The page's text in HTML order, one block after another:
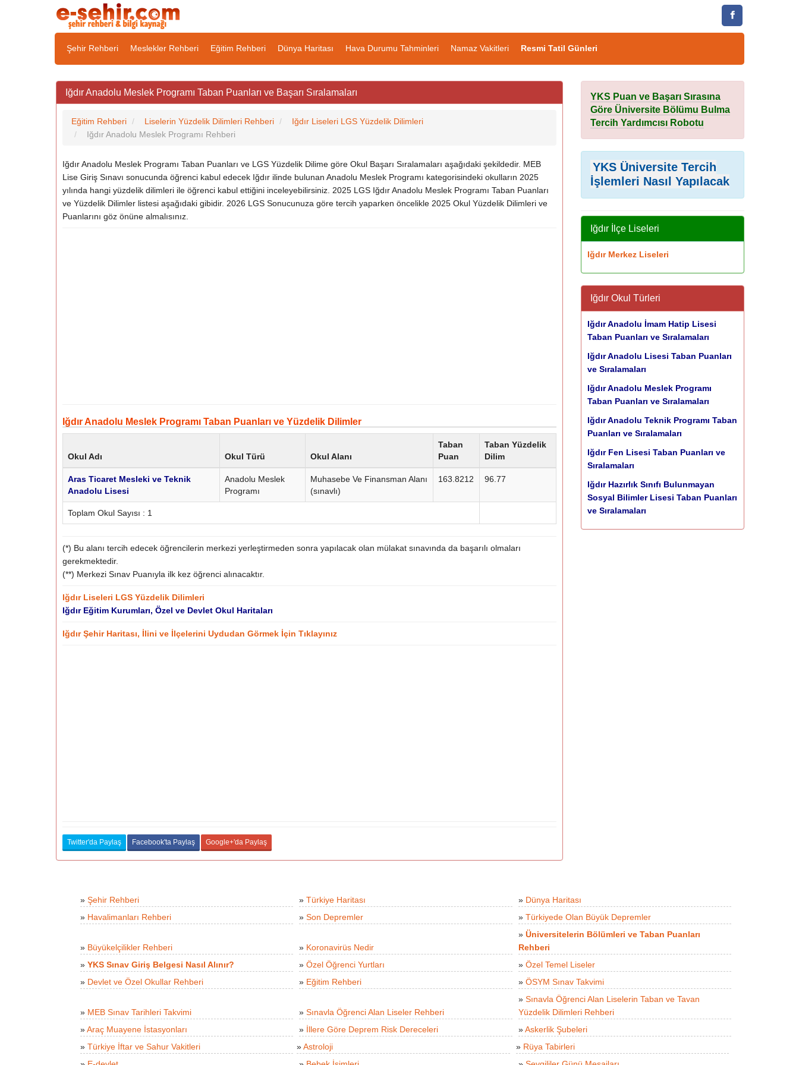
Şehir Rehberi Meslekler Rehberi Eğitim Rehberi Dünya Haritası Hava Durumu Tahminleri Namaz Vakitleri Resmi Tatil Günleri
Iğdır Anadolu Meslek Programı Taban Puanları ve Başarı Sıralamaları
Eğitim Rehberi Liselerin Yüzdelik Dilimleri Rehberi
Iğdır Liseleri LGS Yüzdelik Dilimleri
Iğdır Anadolu Meslek Programı Rehberi
Iğdır Anadolu Meslek Programı Taban Puanları ve LGS Yüzdelik Dilime göre Okul Başarı Sıralamaları aşağıdaki şekildedir. MEB
Lise Giriş Sınavı sonucunda öğrenci kabul edecek Iğdır ilinde bulunan Anadolu Meslek Programı kategorisindeki okulların 2025
yılında hangi yüzdelik dilimleri ile öğrenci kabul ettiğini inceleyebilirsiniz. 2025 LGS Iğdır Anadolu Meslek Programı Taban Puanları
ve Yüzdelik Dilimler listesi aşağıdaki gibidir. 2026 LGS Sonucunuza göre tercih yaparken öncelikle 2025 Okul Yüzdelik Dilimleri ve
Puanlarını göz önüne almalısınız.
Iğdır Anadolu Meslek Programı Taban Puanları ve Yüzdelik Dilimler
Okul Adı Okul Türü Okul Alanı
Taban
Puan
Taban Yüzdelik
Dilim
Aras Ticaret Mesleki ve Teknik
Anadolu Lisesi
Anadolu Meslek
Programı
Muhasebe Ve Finansman Alanı
(sınavlı)
163.8212 96.77
Toplam Okul Sayısı : 1
(*) Bu alanı tercih edecek öğrencilerin merkezi yerleştirmeden sonra yapılacak olan mülakat sınavında da başarılı olmaları
gerekmektedir.
(**) Merkezi Sınav Puanıyla ilk kez öğrenci alınacaktır.
Iğdır Liseleri LGS Yüzdelik Dilimleri
Iğdır Eğitim Kurumları, Özel ve Devlet Okul Haritaları
Iğdır Şehir Haritası, İlini ve İlçelerini Uydudan Görmek İçin Tıklayınız
Twitter'da Paylaş Facebook'ta Paylaş Google+'da Paylaş
YKS Puan ve Başarı Sırasına
Göre Üniversite Bölümu Bulma
Tercih Yardımcısı Robotu
YKS Üniversite Tercih
İşlemleri Nasıl Yapılacak
Iğdır İlçe Liseleri
Iğdır Merkez Liseleri
Iğdır Okul Türleri
Iğdır Anadolu İmam Hatip Lisesi
Taban Puanları ve Sıralamaları
Iğdır Anadolu Lisesi Taban Puanları
ve Sıralamaları
Iğdır Anadolu Meslek Programı
Taban Puanları ve Sıralamaları
Iğdır Anadolu Teknik Programı Taban
Puanları ve Sıralamaları
Iğdır Fen Lisesi Taban Puanları ve
Sıralamaları
Iğdır Hazırlık Sınıfı Bulunmayan
Sosyal Bilimler Lisesi Taban Puanları
ve Sıralamaları
» Şehir Rehberi » Türkiye Haritası » Dünya Haritası
» Havalimanları Rehberi » Son Depremler » Türkiyede Olan Büyük Depremler
» Büyükelçilikler Rehberi » Koronavirüs Nedir
» Üniversitelerin Bölümleri ve Taban Puanları
Rehberi
» YKS Sınav Giriş Belgesi Nasıl Alınır? » Özel Öğrenci Yurtları » Özel Temel Liseler
» Devlet ve Özel Okullar Rehberi » Eğitim Rehberi » ÖSYM Sınav Takvimi
» MEB Sınav Tarihleri Takvimi » Sınavla Öğrenci Alan Liseler Rehberi
» Sınavla Öğrenci Alan Liselerin Taban ve Tavan
Yüzdelik Dilimleri Rehberi
»Araç Muayene İstasyonları » İllere Göre Deprem Risk Dereceleri » Askerlik Şubeleri
» Türkiye İftar ve Sahur Vakitleri » Astroloji » Rüya Tabirleri